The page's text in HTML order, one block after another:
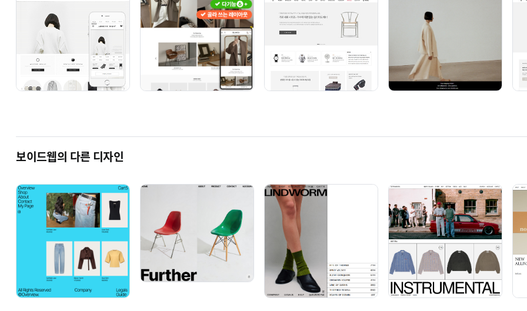
(제작을 원하시는 분들은 디자인 구매신청시 따로 문의 부탁드립니다.)
보이드웹의 다른 디자인